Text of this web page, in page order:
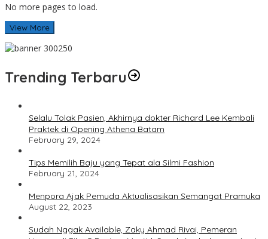
No more pages to load.
View More
Trending Terbaru
Selalu Tolak Pasien, Akhirnya dokter Richard Lee Kembali
Praktek di Opening Athena Batam
February 29, 2024
Tips Memilih Baju yang Tepat ala Silmi Fashion
February 21, 2024
Menpora Ajak Pemuda Aktualisasikan Semangat Pramuka
August 22, 2023
Sudah Nggak Available, Zaky Ahmad Rivai, Pemeran